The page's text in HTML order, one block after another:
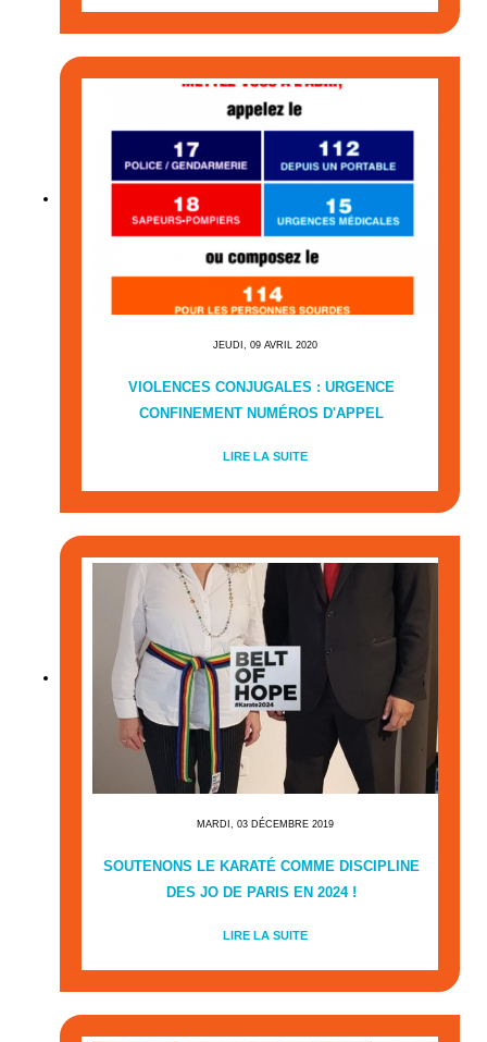
JEUDI, 09 AVRIL 2020
VIOLENCES CONJUGALES : URGENCE
CONFINEMENT NUMÉROS D'APPEL
LIRE LA SUITE
MARDI, 03 DÉCEMBRE 2019
SOUTENONS LE KARATÉ COMME DISCIPLINE
DES JO DE PARIS EN 2024 !
LIRE LA SUITE